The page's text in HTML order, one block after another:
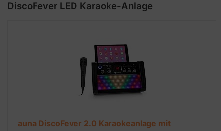
DiscoFever LED Karaoke-Anlage
auna DiscoFever 2.0 Karaokeanlage mit